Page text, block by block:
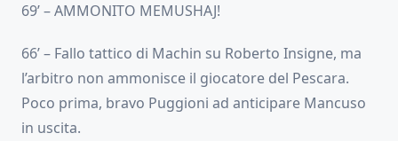
69’ – AMMONITO MEMUSHAJ!
66’ – Fallo tattico di Machin su Roberto Insigne, ma
l’arbitro non ammonisce il giocatore del Pescara.
Poco prima, bravo Puggioni ad anticipare Mancuso
in uscita.